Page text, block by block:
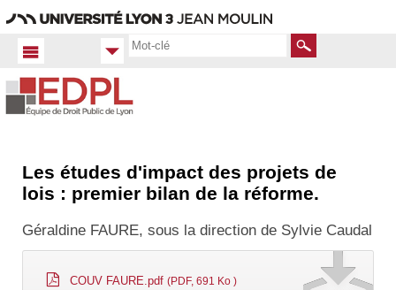
Rechercher
Accueil FR
Productions
Mémoires
Les études d'impact des projets de
lois : premier bilan de la réforme.
Géraldine FAURE, sous la direction de Sylvie Caudal
COUV FAURE.pdf(PDF, 691 Ko )